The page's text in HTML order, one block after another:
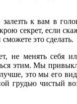
к вам в
секрет, если
это сделать.
не менять себя
этим. Мы
это мы его
грудью чистый